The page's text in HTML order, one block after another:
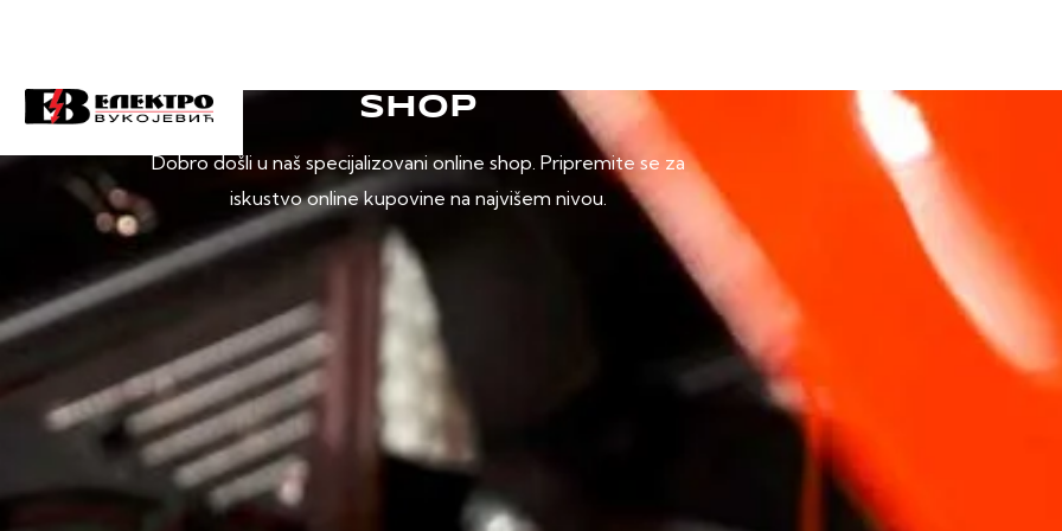
SHOP
Dobro došli u naš specijalizovani online shop. Pripremite se za
iskustvo online kupovine na najvišem nivou.